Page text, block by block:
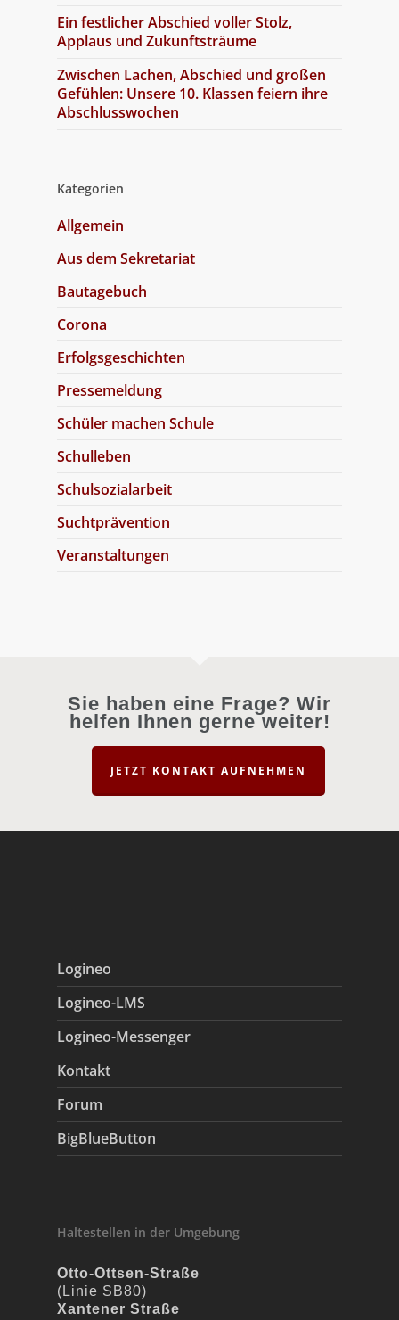
Ein festlicher Abschied voller Stolz,
Applaus und Zukunftsträume
Zwischen Lachen, Abschied und großen
Gefühlen: Unsere 10. Klassen feiern ihre
Abschlusswochen
Kategorien
Allgemein
Aus dem Sekretariat
Bautagebuch
Corona
Erfolgsgeschichten
Pressemeldung
Schüler machen Schule
Schulleben
Schulsozialarbeit
Suchtprävention
Veranstaltungen
Sie haben eine Frage? Wir
helfen Ihnen gerne weiter!
JETZT KONTAKT AUFNEHMEN
Logineo
Logineo-LMS
Logineo-Messenger
Kontakt
Forum
BigBlueButton
Haltestellen in der Umgebung
Otto-Ottsen-Straße
(Linie SB80)
Xantener Straße